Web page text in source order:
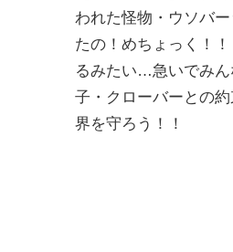
われた怪物・ウソバ
たの！めちょっく！
るみたい…急いでみん
子・クローバーとの
界を守ろう！！